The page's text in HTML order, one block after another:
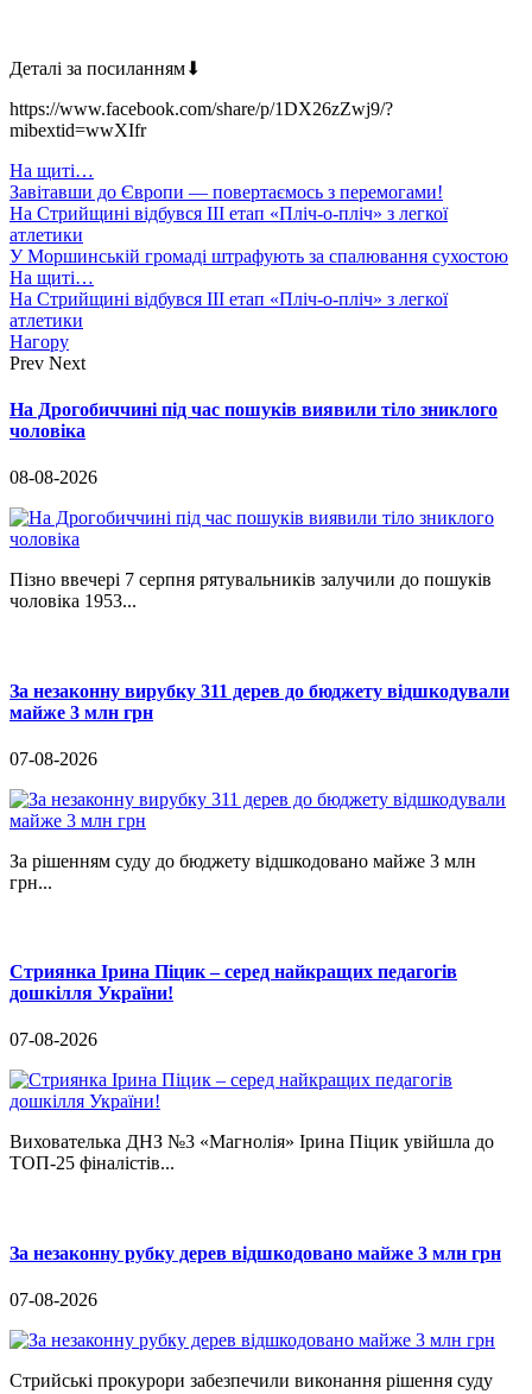
Деталі за посиланням⬇
https://www.facebook.com/share/p/1DX26zZwj9/?
mibextid=wwXIfr
На щиті…
Завітавши до Європи — повертаємось з перемогами!
На Стрийщині відбувся ІІІ етап «Пліч-о-пліч» з легкої
атлетики
У Моршинській громаді штрафують за спалювання сухостою
На щиті…
На Стрийщині відбувся ІІІ етап «Пліч-о-пліч» з легкої
атлетики
Нагору
Prev Next
На Дрогобиччині під час пошуків виявили тіло зниклого
чоловіка
08-08-2026
Пізно ввечері 7 серпня рятувальників залучили до пошуків
чоловіка 1953...
За незаконну вирубку 311 дерев до бюджету відшкодували
майже 3 млн грн
07-08-2026
За рішенням суду до бюджету відшкодовано майже 3 млн
грн...
Стриянка Ірина Піцик – серед найкращих педагогів
дошкілля України!
07-08-2026
Вихователька ДНЗ №3 «Магнолія» Ірина Піцик увійшла до
ТОП-25 фіналістів...
За незаконну рубку дерев відшкодовано майже 3 млн грн
07-08-2026
Стрийські прокурори забезпечили виконання рішення суду